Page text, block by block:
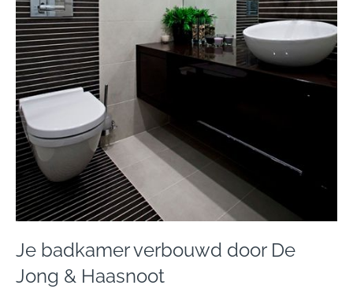
Je badkamer verbouwd door De
Jong & Haasnoot